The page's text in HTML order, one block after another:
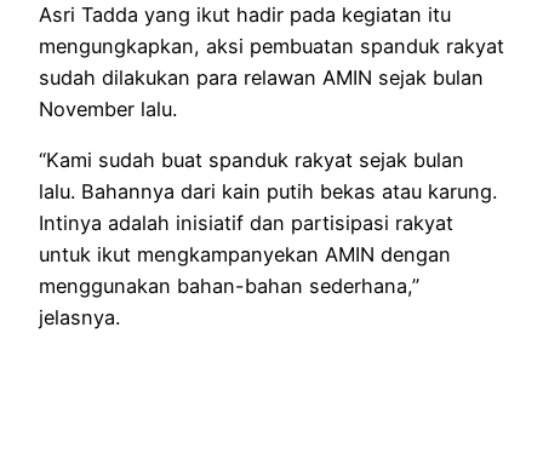
Asri Tadda yang ikut hadir pada kegiatan itu
mengungkapkan, aksi pembuatan spanduk rakyat
sudah dilakukan para relawan AMIN sejak bulan
November lalu.
“Kami sudah buat spanduk rakyat sejak bulan
lalu. Bahannya dari kain putih bekas atau karung.
Intinya adalah inisiatif dan partisipasi rakyat
untuk ikut mengkampanyekan AMIN dengan
menggunakan bahan-bahan sederhana,”
jelasnya.